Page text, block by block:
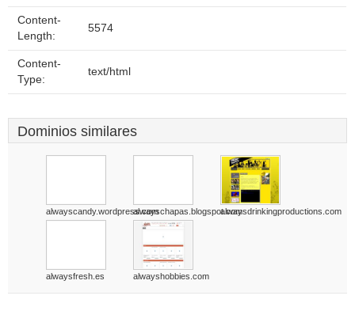
Content-
Length:
5574
Content-
Type:
text/html
Dominios similares
alwayscandy.wordpress.comalwayschapas.blogspot.comalwaysdrinkingproductions.com
alwaysfresh.es alwayshobbies.com